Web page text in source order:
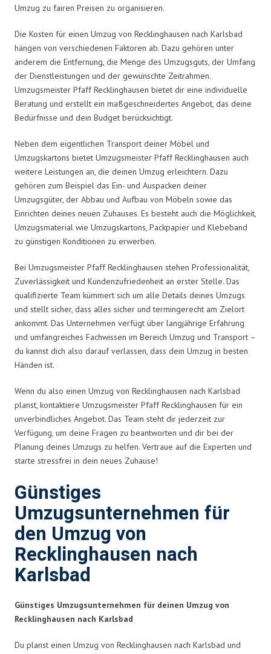
Umzug zu fairen Preisen zu organisieren.
Die Kosten für einen Umzug von Recklinghausen nach Karlsbad
hängen von verschiedenen Faktoren ab. Dazu gehören unter
anderem die Entfernung, die Menge des Umzugsguts, der Umfang
der Dienstleistungen und der gewünschte Zeitrahmen.
Umzugsmeister Pfaff Recklinghausen bietet dir eine individuelle
Beratung und erstellt ein maßgeschneidertes Angebot, das deine
Bedürfnisse und dein Budget berücksichtigt.
Neben dem eigentlichen Transport deiner Möbel und
Umzugskartons bietet Umzugsmeister Pfaff Recklinghausen auch
weitere Leistungen an, die deinen Umzug erleichtern. Dazu
gehören zum Beispiel das Ein- und Auspacken deiner
Umzugsgüter, der Abbau und Aufbau von Möbeln sowie das
Einrichten deines neuen Zuhauses. Es besteht auch die Möglichkeit,
Umzugsmaterial wie Umzugskartons, Packpapier und Klebeband
zu günstigen Konditionen zu erwerben.
Bei Umzugsmeister Pfaff Recklinghausen stehen Professionalität,
Zuverlässigkeit und Kundenzufriedenheit an erster Stelle. Das
qualifizierte Team kümmert sich um alle Details deines Umzugs
und stellt sicher, dass alles sicher und termingerecht am Zielort
ankommt. Das Unternehmen verfügt über langjährige Erfahrung
und umfangreiches Fachwissen im Bereich Umzug und Transport –
du kannst dich also darauf verlassen, dass dein Umzug in besten
Händen ist.
Wenn du also einen Umzug von Recklinghausen nach Karlsbad
planst, kontaktiere Umzugsmeister Pfaff Recklinghausen für ein
unverbindliches Angebot. Das Team steht dir jederzeit zur
Verfügung, um deine Fragen zu beantworten und dir bei der
Planung deines Umzugs zu helfen. Vertraue auf die Experten und
starte stressfrei in dein neues Zuhause!
Günstiges
Umzugsunternehmen für
den Umzug von
Recklinghausen nach
Karlsbad
Günstiges Umzugsunternehmen für deinen Umzug von
Recklinghausen nach Karlsbad
Du planst einen Umzug von Recklinghausen nach Karlsbad und